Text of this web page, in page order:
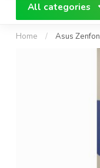
All categories
Home / Asus